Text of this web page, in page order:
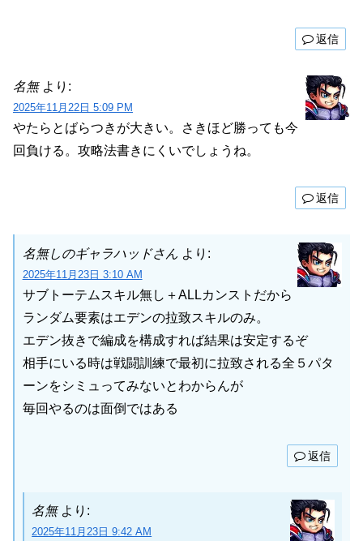
返信
名無 より:
2025年11月22日 5:09 PM
やたらとばらつきが大きい。さきほど勝っても今
回負ける。攻略法書きにくいでしょうね。
返信
名無しのギャラハッドさん より:
2025年11月23日 3:10 AM
サブトーテムスキル無し＋ALLカンストだから
ランダム要素はエデンの拉致スキルのみ。
エデン抜きで編成を構成すれば結果は安定するぞ
相手にいる時は戦闘訓練で最初に拉致される全５パタ
ーンをシミュってみないとわからんが
毎回やるのは面倒ではある
返信
名無 より:
2025年11月23日 9:42 AM